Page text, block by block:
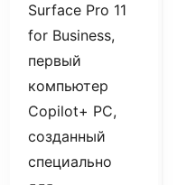
Surface Pro 11
for Business,
первый
компьютер
Copilot+ PC,
созданный
специально